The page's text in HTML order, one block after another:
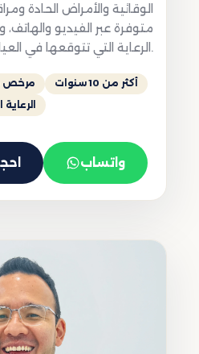
الوقائية والأمراض الحادة
متوفرة عبر الفيديو
الرعاية التي تتوقعها في العيادة.
مرخص
أكثر من 10 سنوات
واتساب